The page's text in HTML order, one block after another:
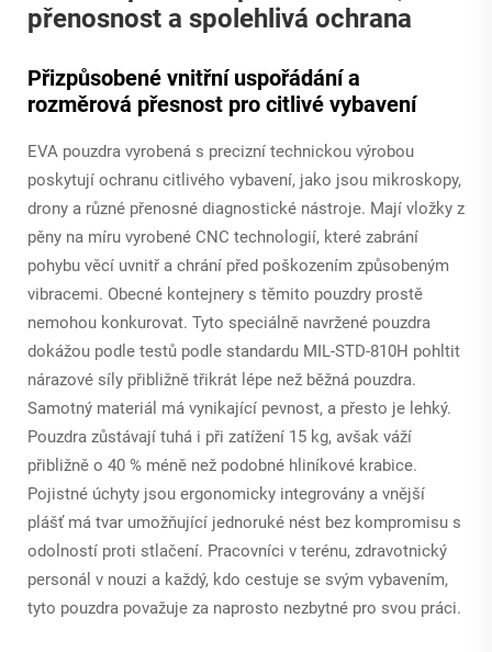
přenosnost a spolehlivá ochrana
Přizpůsobené vnitřní uspořádání a
rozměrová přesnost pro citlivé vybavení
EVA pouzdra vyrobená s precizní technickou výrobou
poskytují ochranu citlivého vybavení, jako jsou mikroskopy,
drony a různé přenosné diagnostické nástroje. Mají vložky z
pěny na míru vyrobené CNC technologií, které zabrání
pohybu věcí uvnitř a chrání před poškozením způsobeným
vibracemi. Obecné kontejnery s těmito pouzdry prostě
nemohou konkurovat. Tyto speciálně navržené pouzdra
dokážou podle testů podle standardu MIL-STD-810H pohltit
nárazové síly přibližně třikrát lépe než běžná pouzdra.
Samotný materiál má vynikající pevnost, a přesto je lehký.
Pouzdra zůstávají tuhá i při zatížení 15 kg, avšak váží
přibližně o 40 % méně než podobné hliníkové krabice.
Pojistné úchyty jsou ergonomicky integrovány a vnější
plášť má tvar umožňující jednoruké nést bez kompromisu s
odolností proti stlačení. Pracovníci v terénu, zdravotnický
personál v nouzi a každý, kdo cestuje se svým vybavením,
tyto pouzdra považuje za naprosto nezbytné pro svou práci.